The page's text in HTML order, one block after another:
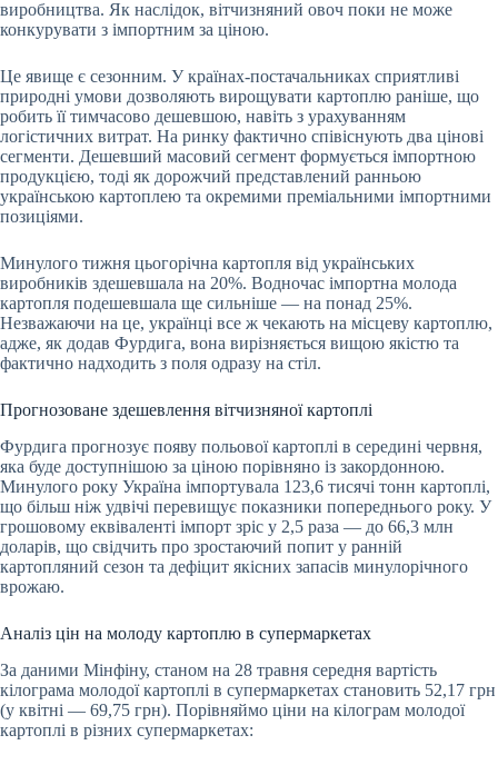
виробництва. Як наслідок, вітчизняний овоч поки не може
конкурувати з імпортним за ціною.
Це явище є сезонним. У країнах-постачальниках сприятливі
природні умови дозволяють вирощувати картоплю раніше, що
робить її тимчасово дешевшою, навіть з урахуванням
логістичних витрат. На ринку фактично співіснують два цінові
сегменти. Дешевший масовий сегмент формується імпортною
продукцією, тоді як дорожчий представлений ранньою
українською картоплею та окремими преміальними імпортними
позиціями.
Минулого тижня цьогорічна картопля від українських
виробників здешевшала на 20%. Водночас імпортна молода
картопля подешевшала ще сильніше — на понад 25%.
Незважаючи на це, українці все ж чекають на місцеву картоплю,
адже, як додав Фурдига, вона вирізняється вищою якістю та
фактично надходить з поля одразу на стіл.
Прогнозоване здешевлення вітчизняної картоплі
Фурдига прогнозує появу польової картоплі в середині червня,
яка буде доступнішою за ціною порівняно із закордонною.
Минулого року Україна імпортувала 123,6 тисячі тонн картоплі,
що більш ніж удвічі перевищує показники попереднього року. У
грошовому еквіваленті імпорт зріс у 2,5 раза — до 66,3 млн
доларів, що свідчить про зростаючий попит у ранній
картопляний сезон та дефіцит якісних запасів минулорічного
врожаю.
Аналіз цін на молоду картоплю в супермаркетах
За даними Мінфіну, станом на 28 травня середня вартість
кілограма молодої картоплі в супермаркетах становить 52,17 грн
(у квітні — 69,75 грн). Порівняймо ціни на кілограм молодої
картоплі в різних супермаркетах: